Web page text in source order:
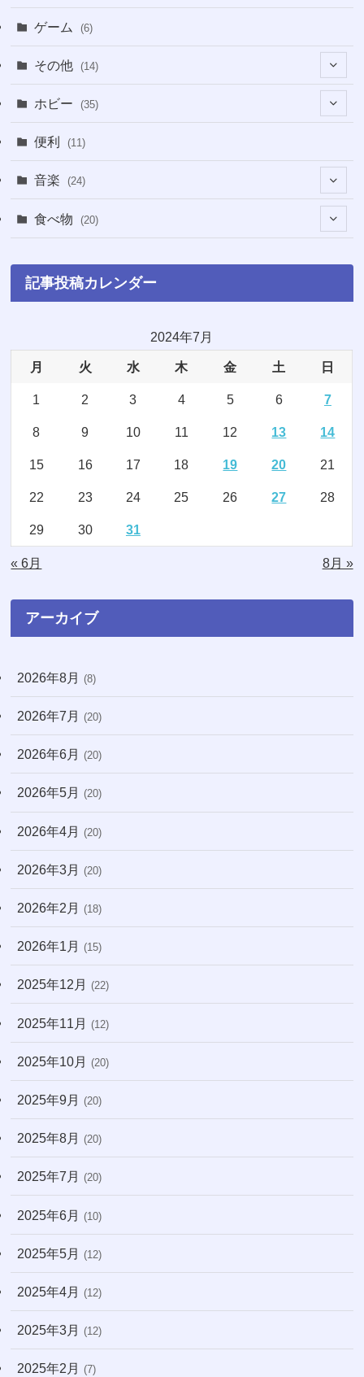
(1)
(3)
(12)
(4)
(75)
(7)
(22)
(1)
(5)
(7)
(2)
(4)
(16)
(8)
(5)
(10)
(3)
(1)
(22)
(171)
ゲーム (6)
その他 (14)
(1)
ホビー (35)
便利 (11)
音楽 (24)
(18)
食べ物 (20)
(6)
記事投稿カレンダー
2024年7月
月 火 水 木 金 土 日
1 2 3 4 5 6 7
8 9 10 11 12 13 14
15 16 17 18 19 20 21
22 23 24 25 26 27 28
29 30 31
« 6月 8月 »
アーカイブ
2026年8月 (8)
2026年7月 (20)
2026年6月 (20)
2026年5月 (20)
2026年4月 (20)
2026年3月 (20)
2026年2月 (18)
2026年1月 (15)
2025年12月 (22)
2025年11月 (12)
2025年10月 (20)
2025年9月 (20)
2025年8月 (20)
2025年7月 (20)
2025年6月 (10)
2025年5月 (12)
2025年4月 (12)
2025年3月 (12)
2025年2月 (7)